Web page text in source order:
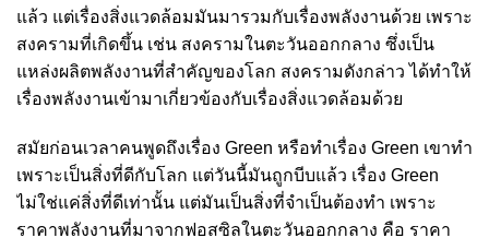
แล้ว แต่เรื่องสิ่งแวดล้อมมันมารวมกับเรื่องพลังงานด้วย เพราะ
สงครามที่เกิดขึ้น เช่น สงครามในตะวันออกกลาง ซึ่งเป็น
แหล่งผลิตพลังงานที่สำคัญของโลก สงครามดังกล่าว ได้ทำให้
เรื่องพลังงานเข้ามาเกี่ยวข้องกับเรื่องสิ่งแวดล้อมด้วย
สมัยก่อนเวลาคนพูดถึงเรื่อง Green หรือทำเรื่อง Green เขาทำ
เพราะเป็นสิ่งที่ดีกับโลก แต่วันนี้มันถูกบีบแล้ว เรื่อง Green
ไม่ใช่แค่สิ่งที่ดีเท่านั้น แต่มันเป็นสิ่งที่จำเป็นต้องทำ เพราะ
ราคาพลังงานที่มาจากฟอสซิลในตะวันออกกลาง คือ ราคา